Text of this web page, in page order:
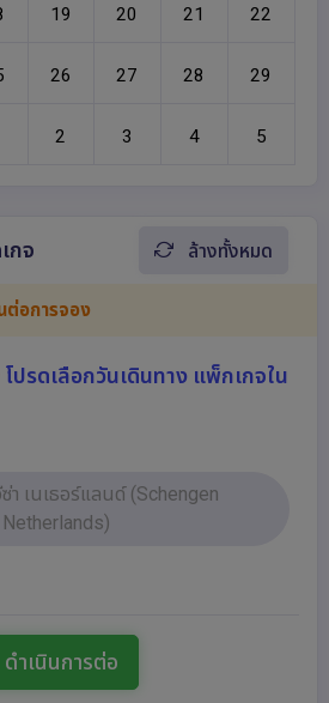
กจ ล้างทั้งหมด
ต่อการจอง
โปรดเลือกวันเดินทาง แพ็กเกจใน
า เนเธอร์แลนด์ (Schengen
Netherlands)
ดำเนินการต่อ